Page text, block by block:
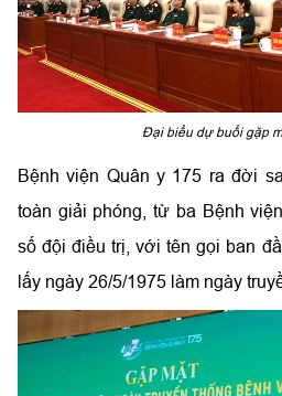
Đại biểu dự buổi gặp
Bệnh viện Quân y 175 ra đời
toàn giải phóng, từ ba Bệnh
số đội điều trị, với tên gọi ban
lấy ngày 26/5/1975 làm ngày